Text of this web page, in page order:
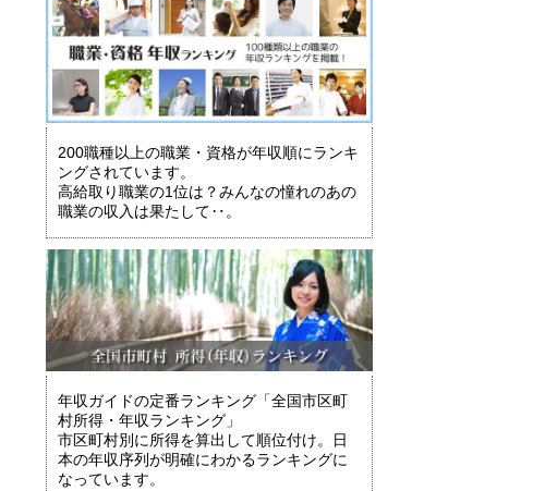
200職種以上の職業・資格が年収順にランキ
ングされています。
高給取り職業の1位は？みんなの憧れのあの
職業の収入は果たして‥。
年収ガイドの定番ランキング「全国市区町
村所得・年収ランキング」
市区町村別に所得を算出して順位付け。日
本の年収序列が明確にわかるランキングに
なっています。